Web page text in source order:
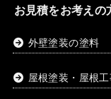
お見積をお考えの
外壁塗装の塗料
屋根塗装・屋根